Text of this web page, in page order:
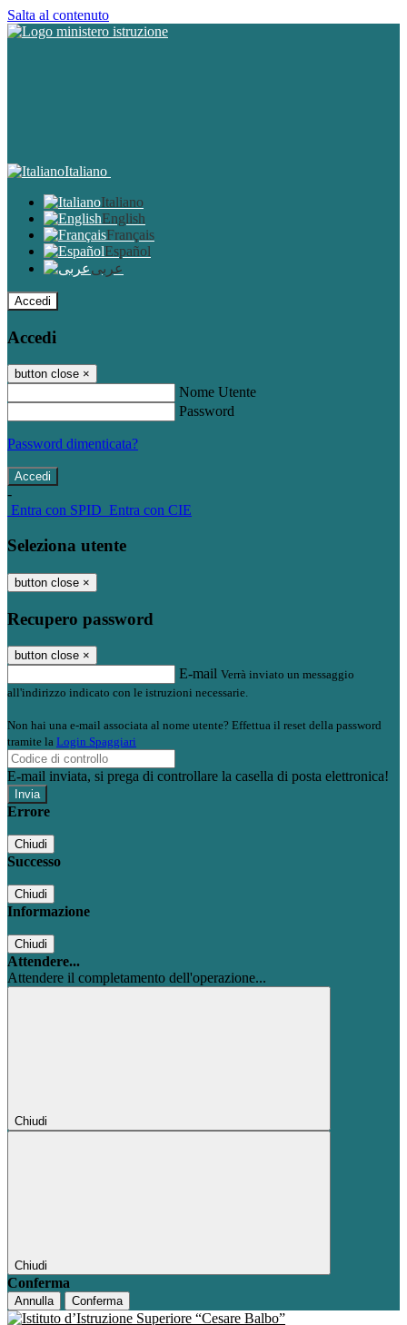
Salta al contenuto
Italiano
Italiano
English
Français
Español
عربى
Accedi
Accedi
button close ×
Nome Utente
Password
Password dimenticata?
-
Entra con SPID Entra con CIE
Seleziona utente
button close ×
Recupero password
button close ×
E-mail Verrà inviato un messaggio
all'indirizzo indicato con le istruzioni necessarie.
Non hai una e-mail associata al nome utente? Effettua il reset della password
tramite la Login Spaggiari
E-mail inviata, si prega di controllare la casella di posta elettronica!
Errore
Chiudi
Successo
Chiudi
Informazione
Chiudi
Attendere...
Attendere il completamento dell'operazione...
Chiudi
Chiudi
Conferma
Annulla Conferma